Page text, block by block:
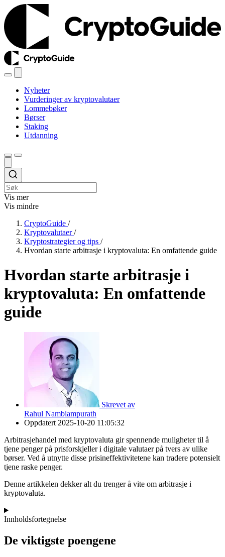
Nyheter
Vurderinger av kryptovalutaer
Lommebøker
Børser
Staking
Utdanning
Vis mer
Vis mindre
CryptoGuide /
Kryptovalutaer /
Kryptostrategier og tips /
Hvordan starte arbitrasje i kryptovaluta: En omfattende guide
Hvordan starte arbitrasje i
kryptovaluta: En omfattende
guide
Skrevet av
Rahul Nambiampurath
Oppdatert 2025-10-20 11:05:32
Arbitrasjehandel med kryptovaluta gir spennende muligheter til å
tjene penger på prisforskjeller i digitale valutaer på tvers av ulike
børser. Ved å utnytte disse prisineffektivitetene kan tradere potensielt
tjene raske penger.
Denne artikkelen dekker alt du trenger å vite om arbitrasje i
kryptovaluta.
Innholdsfortegnelse
De viktigste poengene